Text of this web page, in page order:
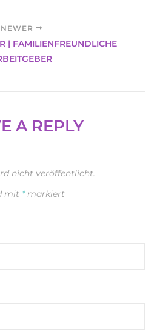
NEWER
| FAMILIENFREUNDLICHE
A REPLY
nicht veröffentlicht.
mit *markiert